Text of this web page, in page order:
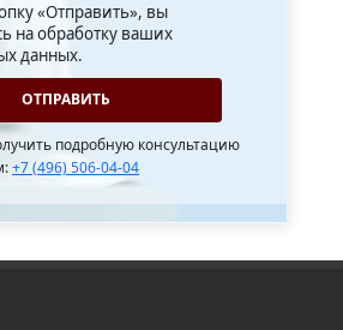
«Отправить», вы
на обработку ваших
данных.
подробную консультацию
+7 (496) 506-04-04